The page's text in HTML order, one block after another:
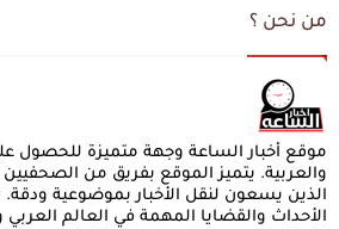
من نحن ؟
موقع أخبار الساعة وجهة متميزة للحصول
والعربية. يتميز الموقع بفريق من
الذين يسعون لنقل الأخبار بموضوعية
الأحداث والقضايا المهمة في العالم العربي